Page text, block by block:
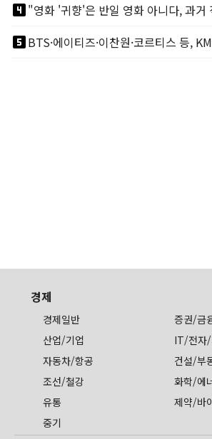
looks_4"영화 '귀향'은 반일 영화 아니다, 과거
looks_5BTS·에이티즈·이찬원·코르티스 등,
경제
경제일반
증권/금
산업/기업
IT/전자/
자동차/항공
건설/부
조선/철강
화학/에
유통
제약/바
중기